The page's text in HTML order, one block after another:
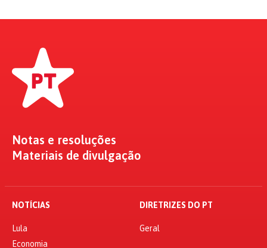
Notas e resoluções
Materiais de divulgação
NOTÍCIAS
Lula
Economia
DIRETRIZES DO PT
Geral